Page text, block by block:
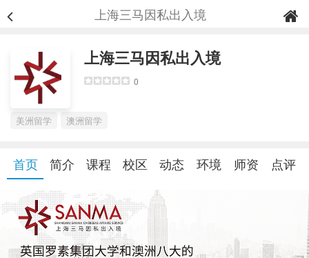
上海三马因私出入境
上海三马因私出入境
0
美洲留学 澳洲留学
首页 简介 课程 校区 动态 环境 师资 点评